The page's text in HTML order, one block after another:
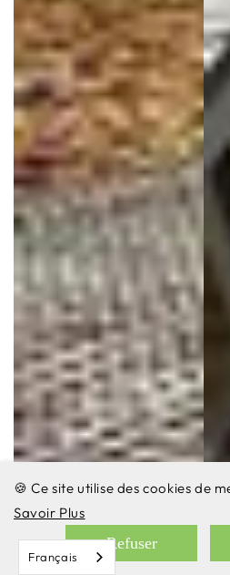
🍪 Ce site utilise des cookies de
Savoir Plus
Refuser
Français